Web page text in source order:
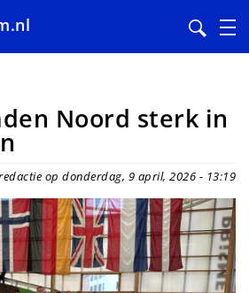
Noord sterk in
op donderdag, 9 april, 2026 - 13:19